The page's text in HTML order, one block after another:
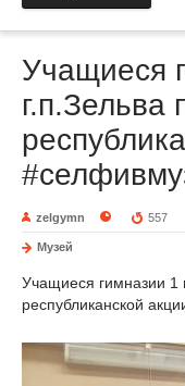
Учащиеся
г.п.Зельва
zelgymn 557
Музей
Учащиеся гимназии 1
республиканской